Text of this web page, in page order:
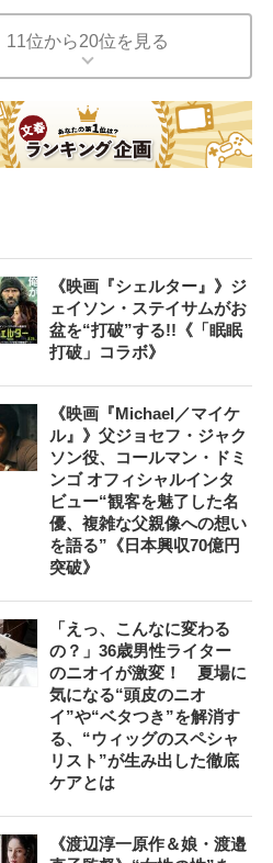
11位から20位を見る
《映画『シェルター』》ジ
ェイソン・ステイサムがお
盆を“打破”する!!《「眠眠
打破」コラボ》
《映画『Michael／マイケ
ル』》父ジョセフ・ジャク
ソン役、コールマン・ドミ
ンゴ オフィシャルインタ
ビュー“観客を魅了した名
優、複雑な父親像への想い
を語る”《日本興収70億円
突破》
「えっ、こんなに変わる
の？」36歳男性ライター
のニオイが激変！ 夏場に
気になる“頭皮のニオ
イ”や“ベタつき”を解消す
る、“ウィッグのスペシャ
リスト”が生み出した徹底
ケアとは
《渡辺淳一原作＆娘・渡邉